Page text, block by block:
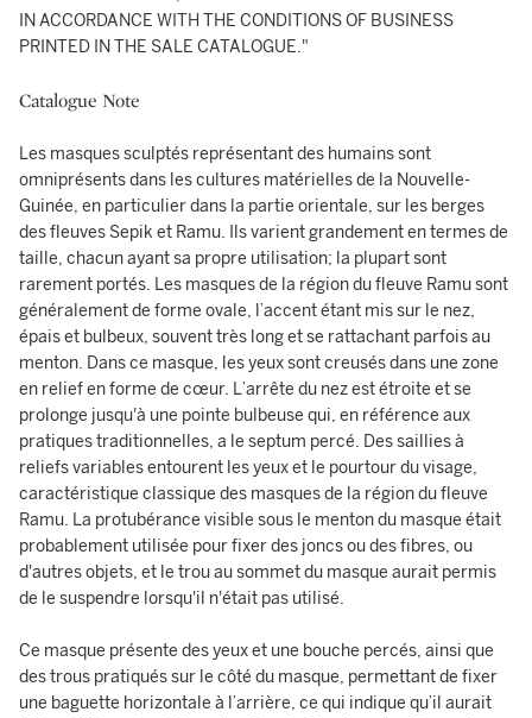
IN ACCORDANCE WITH THE CONDITIONS OF BUSINESS
PRINTED IN THE SALE CATALOGUE."
Catalogue Note
Les masques sculptés représentant des humains sont
omniprésents dans les cultures matérielles de la Nouvelle-
Guinée, en particulier dans la partie orientale, sur les berges
des fleuves Sepik et Ramu. Ils varient grandement en termes de
taille, chacun ayant sa propre utilisation; la plupart sont
rarement portés. Les masques de la région du fleuve Ramu sont
généralement de forme ovale, l’accent étant mis sur le nez,
épais et bulbeux, souvent très long et se rattachant parfois au
menton. Dans ce masque, les yeux sont creusés dans une zone
en relief en forme de cœur. L’arrête du nez est étroite et se
prolonge jusqu'à une pointe bulbeuse qui, en référence aux
pratiques traditionnelles, a le septum percé. Des saillies à
reliefs variables entourent les yeux et le pourtour du visage,
caractéristique classique des masques de la région du fleuve
Ramu. La protubérance visible sous le menton du masque était
probablement utilisée pour fixer des joncs ou des fibres, ou
d'autres objets, et le trou au sommet du masque aurait permis
de le suspendre lorsqu'il n'était pas utilisé.
Ce masque présente des yeux et une bouche percés, ainsi que
des trous pratiqués sur le côté du masque, permettant de fixer
une baguette horizontale à l’arrière, ce qui indique qu’il aurait